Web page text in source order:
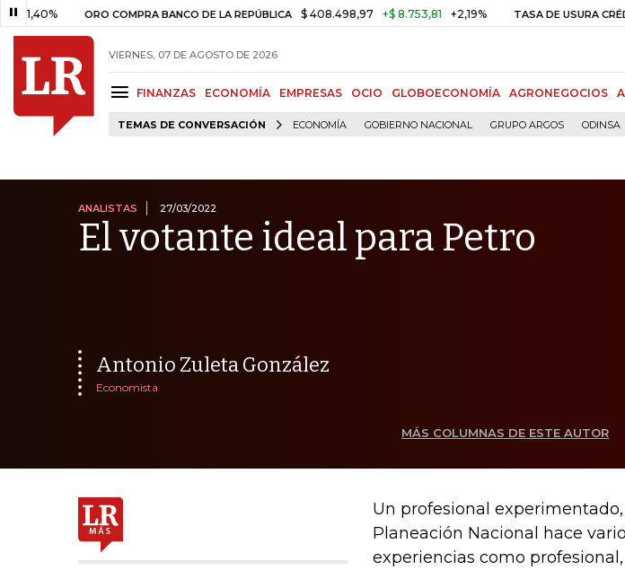
ORO COMPRA BANCO DE LA REPÚBLICA $ 408.498,97 +$ 8.753,81 +2,19% TASA DE USURA CRÉDITO
VIERNES, 07 DE AGOSTO DE 2026
FINANZAS ECONOMÍA EMPRESAS OCIO GLOBOECONOMÍA AGRONEGOCIOS
TEMAS DE CONVERSACIÓN ECONOMÍA GOBIERNO NACIONAL GRUPO ARGOS ODINSA
ANALISTAS 27/03/2022
El votante ideal para Petro
Antonio Zuleta González
Economista
MÁS COLUMNAS DE ESTE AUTOR
Un profesional
Planeación Nacional hace
experiencias como